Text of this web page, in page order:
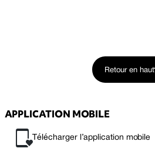
Retour en haut
APPLICATION MOBILE
Télécharger l’application mobile